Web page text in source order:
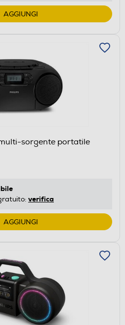
AGGIUNGI
sorgente portatile
verifica
AGGIUNGI